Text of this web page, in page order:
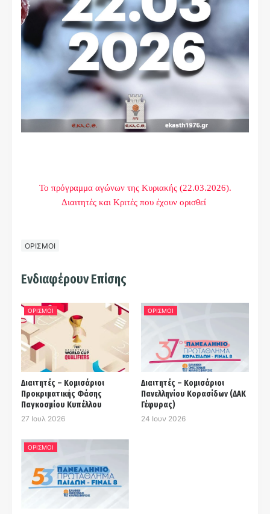
Το πρόγραμμα αγώνων της Κυριακής (22.03.2026).
Διαιτητές και Kριτές που έχουν ορισθεί
ΟΡΙΣΜΟΙ
Ενδιαφέρουν Επίσης
ΟΡΙΣΜΟΙ
Διαιτητές – Κομισάριοι
Προκριματικής Φάσης
Παγκοσμίου Κυπέλλου
27 Ιουλ 2026
ΟΡΙΣΜΟΙ
Διαιτητές – Κομισάριοι
Πανελληνίου Κορασίδων (ΔΑΚ
Γέφυρας)
24 Ιουν 2026
ΟΡΙΣΜΟΙ